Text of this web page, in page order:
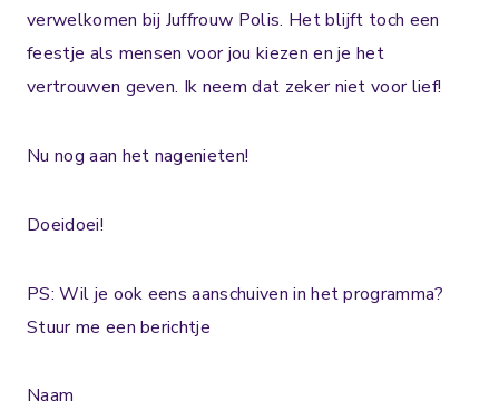
verwelkomen bij Juffrouw Polis. Het blijft toch een
feestje als mensen voor jou kiezen en je het
vertrouwen geven. Ik neem dat zeker niet voor lief!⁣
Nu nog aan het nagenieten!
Doeidoei!
PS: Wil je ook eens aanschuiven in het programma?
Stuur me een berichtje
Naam